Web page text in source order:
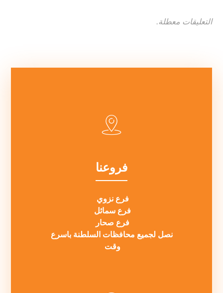
التعليقات معطلة.
فروعنا
فرع نزوي
فرع سمائل
فرع صحار
نصل لجميع محافظات السلطنة باسرع
وقت